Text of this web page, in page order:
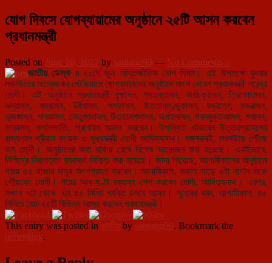
যোগ দিবসে যোগব্যায়ামের অনুষ্ঠানে ২৫টি আসন করবেন
প্রধানমন্ত্রী
Posted on June 20, 2017 by santanu99 — No Comments ↓
জাতীয় ডেস্ক ৷৷২১শে জুন আন্তর্জাতিক যোগ দিবস। এই উপলক্ষে বুধবার
লখনউয়ের অম্বেডকর স্টেডিয়ামে যোগব্যায়ামের অনুষ্ঠানে অংশ নেবেন প্রধানমন্ত্রী নরেন্দ্র
মোদী। এই অনুষ্ঠানে প্রধানমন্ত্রী বৃক্ষাসন, পদহস্তাসন, অর্ধচক্রাসন, ত্রিকোনাসন,
ভদ্রাসন, বজ্রাসন, উষ্ট্রাসন, শশকাসন, উত্তানমণ্ডুকাসন, বক্রাসন, মকরাসন,
ভুজঙ্গাসন, শলভাসন, সেতুম্বধাসন, উত্তানপদাসন, অর্ধহলাসন, পবনমুক্তআসন, শবাসন,
তাড়াসন, কপালভাতি, প্রাণায়ম আসন করবেন। উপস্থিত থাকবেন উত্তরপ্রদেশের
রাজ্যপাল শ্রীরাম নায়েক ও মুখ্যমন্ত্রী যোগী আদিত্যনাথ। মঙ্গলবারই, লখনউয়ে পৌঁছে
যান মোদী। অনুষ্ঠানের কথা মাথায় রেখে বিশেষ আয়োজন করা হয়েছে। একইভাবে,
নিশ্ছিদ্র নিরাপত্তা ব্যবস্থা নিশ্চিত করা হয়েছে। জানা গিয়েছে, আগামীকালের অনুষ্ঠানে
প্রায় ৫৫ হাজার মানুষ অংশগ্রহণ করবেন। আগামীকাল, সকাল সাড়ে ৬টা নাগাদ মঞ্চে
পৌঁছবেন মোদী। পরের আধ-ঘণ্টা বক্তব্য পেশ করবেন মোদী, আদিত্যনাথ। এরপর,
সকাল ৭টা থেকে ৭টা ৪৫ মিনিট পর্যন্ত চলবে আসন। সূত্রের খবর, আগামীকাল, ৪৫
মিনিটে মোট ২৫টি বিভিন্ন আসন করবেন প্রধানমন্ত্রী।
This entry was posted in জাতীয় by santanu99. Bookmark the
permalink.